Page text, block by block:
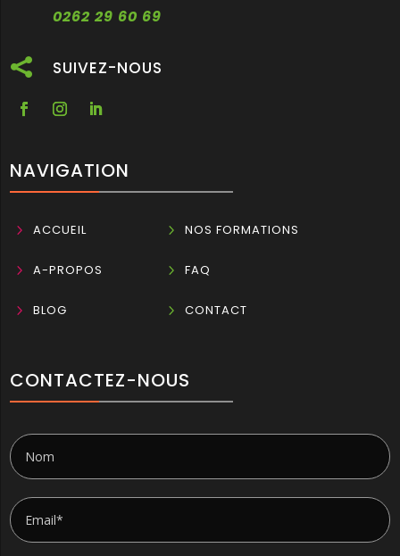
0262 29 60 69
 SUIVEZ-NOUS
NAVIGATION
5 ACCUEIL 5 NOS FORMATIONS
5 A-PROPOS 5 FAQ
5 BLOG 5 CONTACT
CONTACTEZ-NOUS